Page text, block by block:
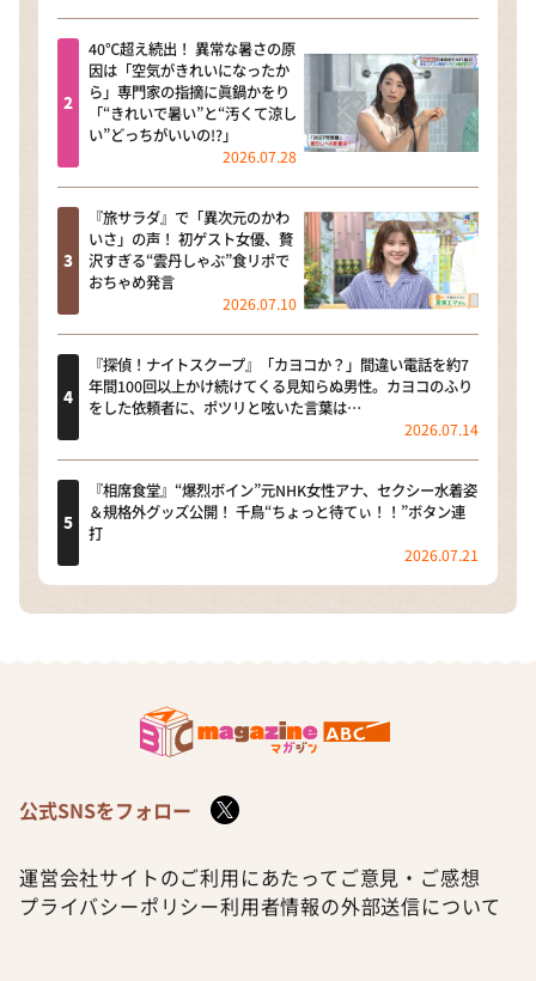
40℃超え続出！ 異常な暑さの原
因は「空気がきれいになったか
ら」専門家の指摘に眞鍋かをり
「“きれいで暑い”と“汚くて涼し
い”どっちがいいの!?」
2026.07.28
『旅サラダ』で「異次元のかわ
いさ」の声！ 初ゲスト女優、贅
沢すぎる“雲丹しゃぶ”食リポで
おちゃめ発言
2026.07.10
『探偵！ナイトスクープ』「カヨコか？」間違い電話を約7
年間100回以上かけ続けてくる見知らぬ男性。カヨコのふり
をした依頼者に、ポツリと呟いた言葉は…
2026.07.14
『相席食堂』“爆烈ボイン”元NHK女性アナ、セクシー水着姿
＆規格外グッズ公開！ 千鳥“ちょっと待てぃ！！”ボタン連
打
2026.07.21
公式SNSをフォロー
運営会社サイトのご利用にあたって ご意見・ご感想
プライバシーポリシー利用者情報の外部送信について